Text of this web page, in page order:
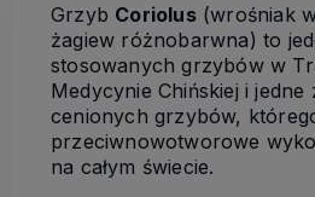
Grzyb Coriolus(wrośniak
żagiew różnobarwna) to
stosowanych grzybów w
Medycynie Chińskiej i jedne
cenionych grzybów,
przeciwnowotworowe
na całym świecie.